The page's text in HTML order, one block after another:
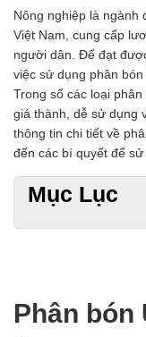
Chất phụ gia tạo cấu trúc
Chất phụ gia bảo quản
Chất phụ gia nem giò chả
Chất phụ gia bún mì phở
Chất phụ gia bánh kẹo kem
Chất phụ gia nước giải khát
Chất phụ gia xúc xích
Chất phụ gia nước mắm
Chất phụ gia rau củ quả
Chất phụ gia thạch rau câu
Chất phụ gia đậu hũ
HÓA CHẤT TẨY RỬA
Tẩy cáu cặn đường ống
Nông nghiệp là ngành
Việt Nam, cung cấp
người dân. Để đạt
việc sử dụng phân
Trong số các loại
giá thành, dễ sử dụng
thông tin chi tiết về
đến các bí quyết để
Mục Lục
Phân bón